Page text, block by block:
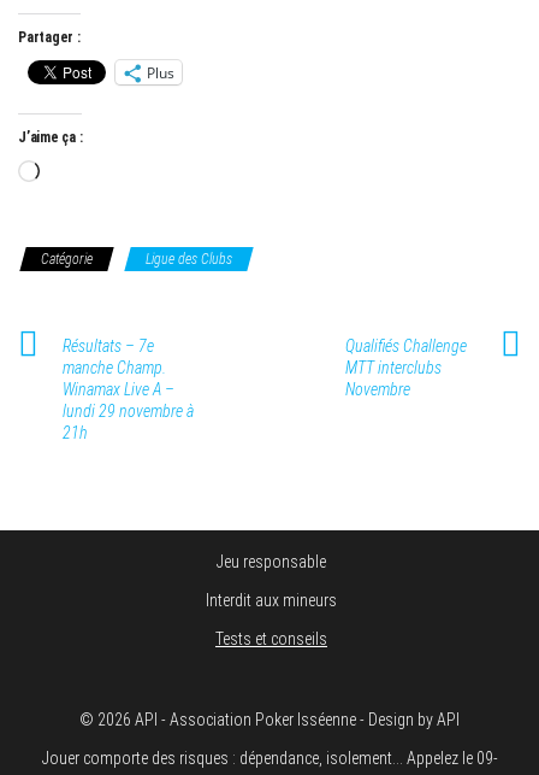
Partager :
Plus
J’aime ça :
Chargement…
Catégorie Ligue des Clubs
Résultats – 7e
manche Champ.
Winamax Live A –
lundi 29 novembre à
21h
Qualifiés Challenge
MTT interclubs
Novembre
Jeu responsable
Interdit aux mineurs
Tests et conseils
© 2026 API - Association Poker Isséenne - Design by API
Jouer comporte des risques : dépendance, isolement... Appelez le 09-